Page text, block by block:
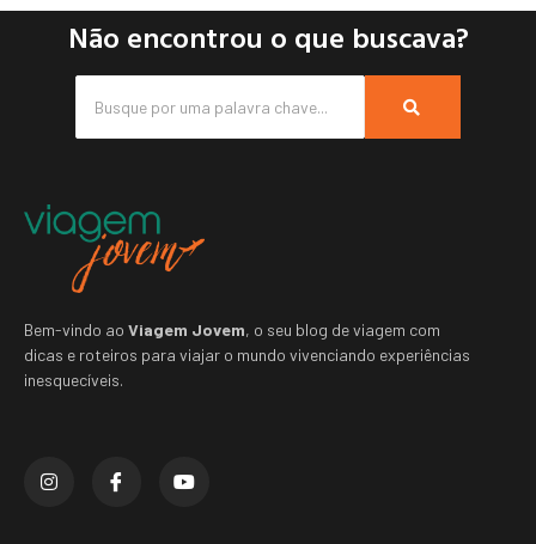
Não encontrou o que buscava?
Bem-vindo ao Viagem Jovem, o seu blog de viagem com
dicas e roteiros para viajar o mundo vivenciando experiências
inesquecíveis.